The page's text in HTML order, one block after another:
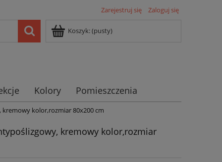
Zarejestruj się Zaloguj się
Koszyk:(pusty)
Kolory Pomieszczenia
kolor,rozmiar 80x200 cm
kremowy kolor,rozmiar